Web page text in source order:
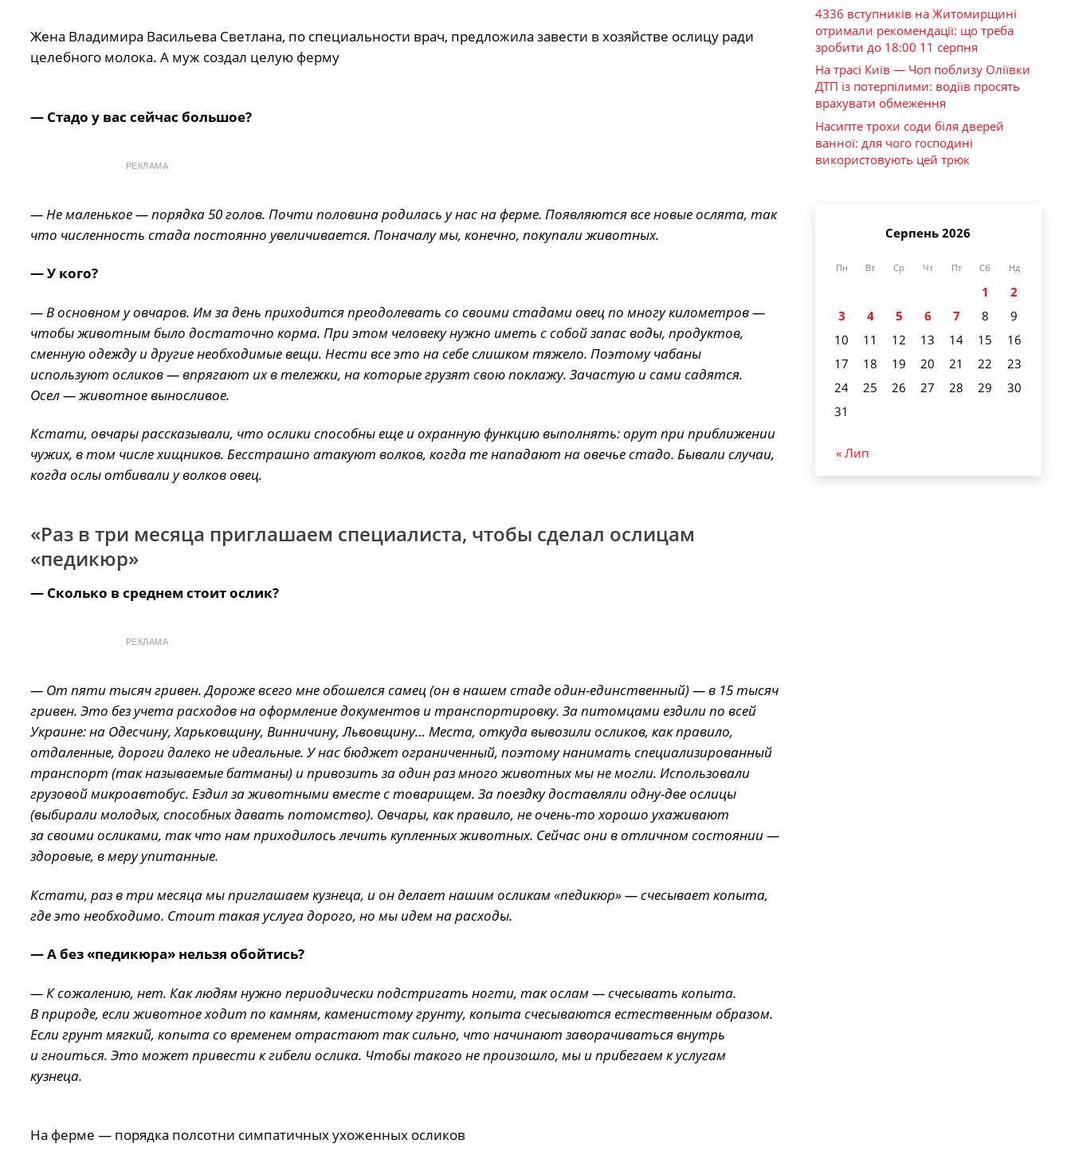
Жена Владимира Васильева Светлана, по специальности врач, предложила завести в хозяйстве ослицу ради
целебного молока. А муж создал целую ферму
— Стадо у вас сейчас большое?
РЕКЛАМА
— Не маленькое — порядка 50 голов. Почти половина родилась у нас на ферме. Появляются все новые ослята, так
что численность стада постоянно увеличивается. Поначалу мы, конечно, покупали животных.
— У кого?
— В основном у овчаров. Им за день приходится преодолевать со своими стадами овец по многу километров —
чтобы животным было достаточно корма. При этом человеку нужно иметь с собой запас воды, продуктов,
сменную одежду и другие необходимые вещи. Нести все это на себе слишком тяжело. Поэтому чабаны
используют осликов — впрягают их в тележки, на которые грузят свою поклажу. Зачастую и сами садятся.
Осел — животное выносливое.
Кстати, овчары рассказывали, что ослики способны еще и охранную функцию выполнять: орут при приближении
чужих, в том числе хищников. Бесстрашно атакуют волков, когда те нападают на овечье стадо. Бывали случаи,
когда ослы отбивали у волков овец.
«Раз в три месяца приглашаем специалиста, чтобы сделал ослицам
«педикюр»
— Сколько в среднем стоит ослик?
РЕКЛАМА
— От пяти тысяч гривен. Дороже всего мне обошелся самец (он в нашем стаде один-единственный) — в 15 тысяч
гривен. Это без учета расходов на оформление документов и транспортировку. За питомцами ездили по всей
Украине: на Одесчину, Харьковщину, Винничину, Львовщину… Места, откуда вывозили осликов, как правило,
отдаленные, дороги далеко не идеальные. У нас бюджет ограниченный, поэтому нанимать специализированный
транспорт (так называемые батманы) и привозить за один раз много животных мы не могли. Использовали
грузовой микроавтобус. Ездил за животными вместе с товарищем. За поездку доставляли одну-две ослицы
(выбирали молодых, способных давать потомство). Овчары, как правило, не очень-то хорошо ухаживают
за своими осликами, так что нам приходилось лечить купленных животных. Сейчас они в отличном состоянии —
здоровые, в меру упитанные.
Кстати, раз в три месяца мы приглашаем кузнеца, и он делает нашим осликам «педикюр» — счесывает копыта,
где это необходимо. Стоит такая услуга дорого, но мы идем на расходы.
— А без «педикюра» нельзя обойтись?
— К сожалению, нет. Как людям нужно периодически подстригать ногти, так ослам — счесывать копыта.
В природе, если животное ходит по камням, каменистому грунту, копыта счесываются естественным образом.
Если грунт мягкий, копыта со временем отрастают так сильно, что начинают заворачиваться внутрь
и гноиться. Это может привести к гибели ослика. Чтобы такого не произошло, мы и прибегаем к услугам
кузнеца.
На ферме — порядка полсотни симпатичных ухоженных осликов
4336 вступників на Житомирщині
отримали рекомендації: що треба
зробити до 18:00 11 серпня
На трасі Київ — Чоп поблизу Оліївки
ДТП із потерпілими: водіїв просять
врахувати обмеження
Насипте трохи соди біля дверей
ванної: для чого господині
використовують цей трюк
Серпень 2026
Пн Вт Ср Чт Пт Сб Нд
1
2
3
4 5 6 7 8
9
10
11 12 13 14 15
16
17
18 19 20 21 22
23
24
25 26 27 28 29
30
31
« Лип